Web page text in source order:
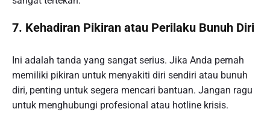
7. Kehadiran Pikiran atau Perilaku Bunuh Diri
Ini adalah tanda yang sangat serius. Jika Anda pernah
memiliki pikiran untuk menyakiti diri sendiri atau bunuh
diri, penting untuk segera mencari bantuan. Jangan ragu
untuk menghubungi profesional atau hotline krisis.